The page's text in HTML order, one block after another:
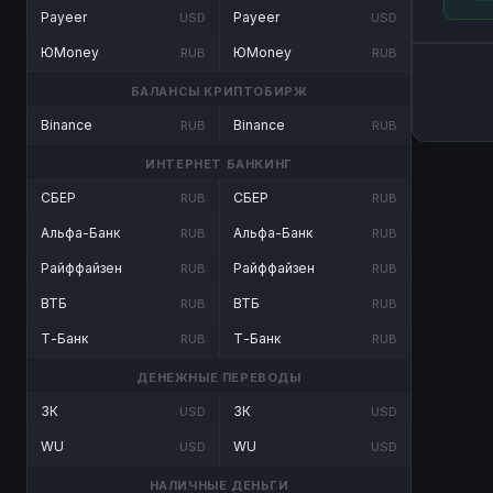
Payeer USD
ЮMoney RUB
Payeer USD
ЮMoney RUB
БАЛАНСЫ КРИПТОБИРЖ
Binance RUB Binance RUB
ИНТЕРНЕТ БАНКИНГ
СБЕР RUB
Альфа-Банк RUB
Райффайзен RUB
ВТБ RUB
Т-Банк RUB
СБЕР RUB
Альфа-Банк RUB
Райффайзен RUB
ВТБ RUB
Т-Банк RUB
ДЕНЕЖНЫЕ ПЕРЕВОДЫ
ЗК USD
WU USD
ЗК USD
WU USD
НАЛИЧНЫЕ ДЕНЬГИ